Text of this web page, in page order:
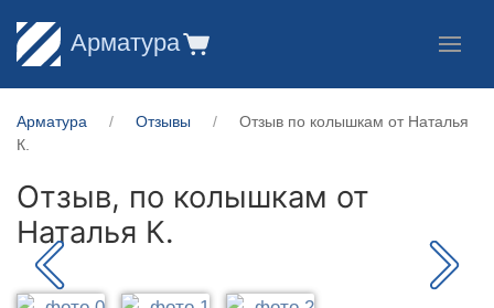
Арматура
Арматура Отзывы
Отзыв по колышкам от Наталья
К.
Отзыв, по колышкам от
Наталья К.